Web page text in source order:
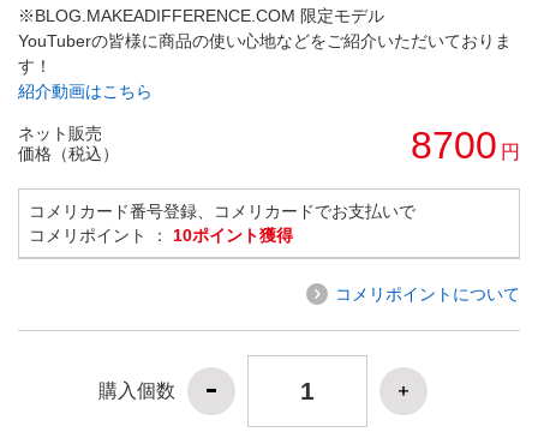
※BLOG.MAKEADIFFERENCE.COM 限定モデル
YouTuberの皆様に商品の使い心地などをご紹介いただいておりま
す！
紹介動画はこちら
ネット販売
価格（税込）
8700 円
コメリカード番号登録、コメリカードでお支払いで
コメリポイント ： 10ポイント獲得
コメリポイントについて
購入個数